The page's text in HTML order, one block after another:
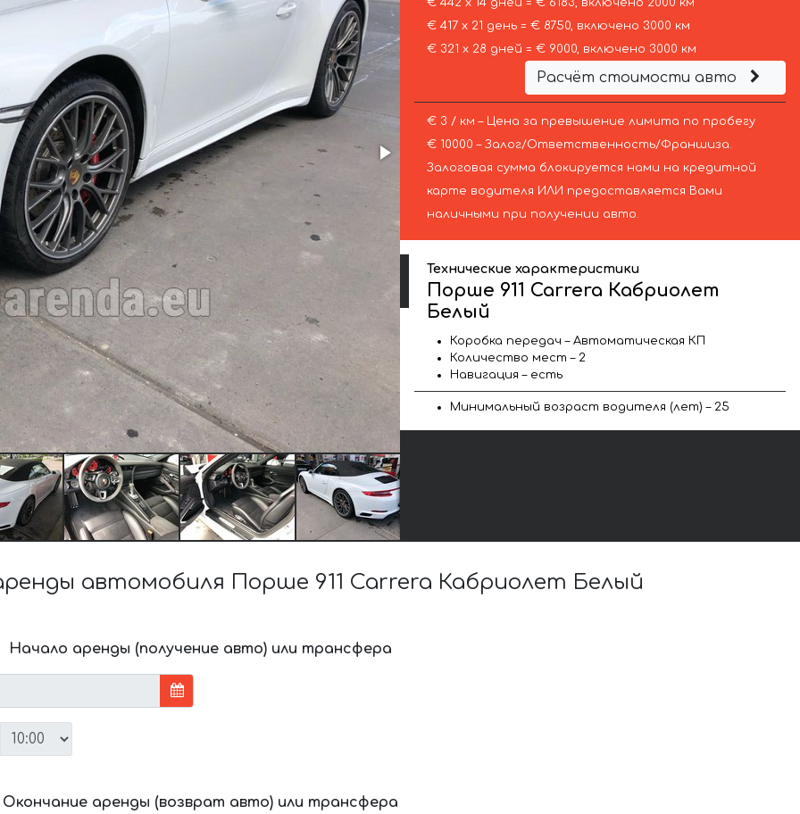
€ 442 х 14 дней = € 6183, включено 2000 км
€ 417 х 21 день = € 8750, включено 3000 км
€ 321 х 28 дней = € 9000, включено 3000 км
Расчёт стоимости авто
€ 3 / км – Цена за превышение лимита по пробегу
€ 10000 – Залог/Ответственность/Франшиза.
Залоговая сумма блокируется нами на кредитной
карте водителя ИЛИ предоставляется Вами
наличными при получении авто.
Технические характеристики
Порше 911 Carrera Кабриолет
Белый
Коробка передач – Автоматическая КП
Количество мест – 2
Навигация – есть
Минимальный возраст водителя (лет) – 25
автомобиля Порше 911 Carrera Кабриолет Белый
Начало аренды (получение авто) или трансфера
Окончание аренды (возврат авто) или трансфера